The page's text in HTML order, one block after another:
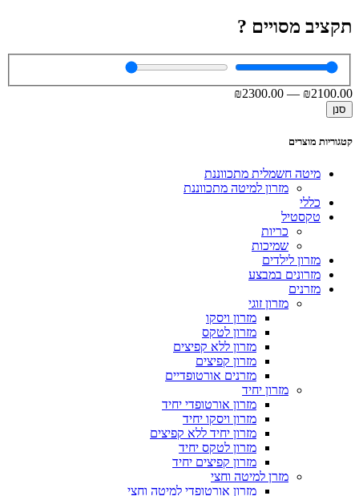
תקציב מסויים ?
₪2100.00
—
₪2300.00
סנן
קטגוריות מוצרים
מיטה חשמלית מתכווננת
מזרון למיטה מתכווננת
כללי
טקסטיל
כריות
שמיכות
מזרון לילדים
מזרונים במבצע
מזרנים
מזרון זוגי
מזרון ויסקו
מזרון לטקס
מזרון ללא קפיצים
מזרון קפיצים
מזרנים אורטופדיים
מזרון יחיד
מזרון אורטופדי יחיד
מזרון ויסקו יחיד
מזרון יחיד ללא קפיצים
מזרון לטקס יחיד
מזרון קפיצים יחיד
מזרן למיטה וחצי
מזרון אורטופדי למיטה וחצי